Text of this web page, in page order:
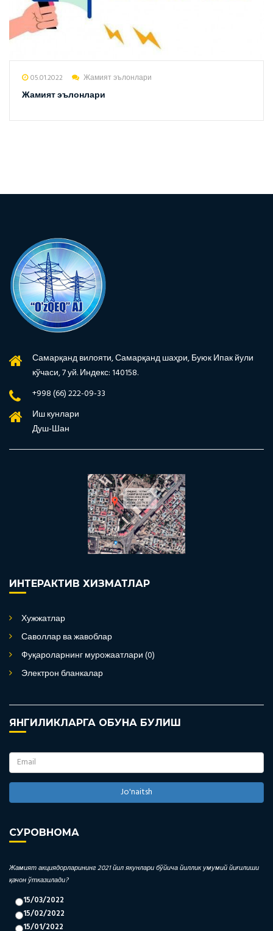
05.01.2022 Жамият эълонлари
Жамият эълонлари
Самарқанд вилояти, Самарқанд шаҳри, Буюк Ипак йули
кўчаси, 7 уй. Индекс: 140158.
+998 (66) 222-09-33
Иш кунлари
Душ-Шан
ИНТЕРАКТИВ ХИЗМАТЛАР
Хужжатлар
Саволлар ва жавоблар
Фуқароларнинг мурожаатлари (0)
Электрон бланкалар
ЯНГИЛИКЛАРГА ОБУНА БУЛИШ
Jo'naitsh
СУРОВНОМА
Жамият акциядорларининг 2021 йил якунлари бўйича йиллик умумий йиғилиши
қачон ўтказилади?
15/03/2022
15/02/2022
15/01/2022